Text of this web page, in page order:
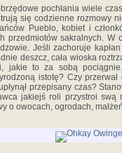
pochłania wiele
się codzienne rozmowy
Pueblo, kobiet i
przedmiotów sakralnych. W
Jeśli zachoruje
deszcz, cała wioska
jakie to za sobą
istotę? Czy
przepisany czas?
jakiejś roli przystroi swą
o owocach, ogrodach,